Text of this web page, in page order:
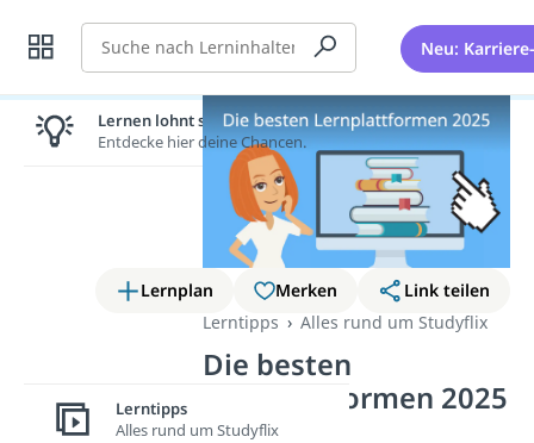
Suche Neu:
Lernplan Merken
Link teilen
Lerntipps
Alles rund um Studyflix
Die besten
Lernplattformen 2025
Lernen lohnt sich!
Entdecke hier deine Chancen.
Lerntipps
Alles rund um Studyflix